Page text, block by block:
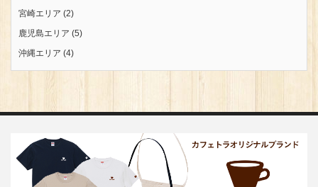
宮崎エリア (2)
鹿児島エリア (5)
沖縄エリア (4)